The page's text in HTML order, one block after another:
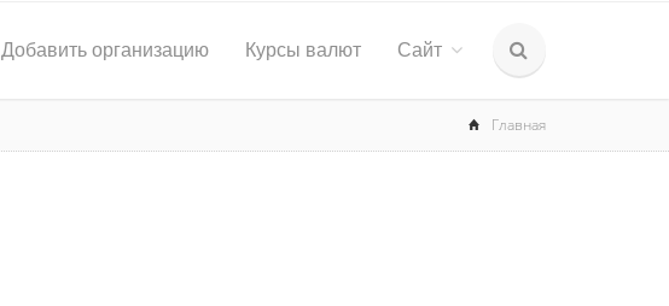
Добавить организацию Курсы валют Сайт
Главная